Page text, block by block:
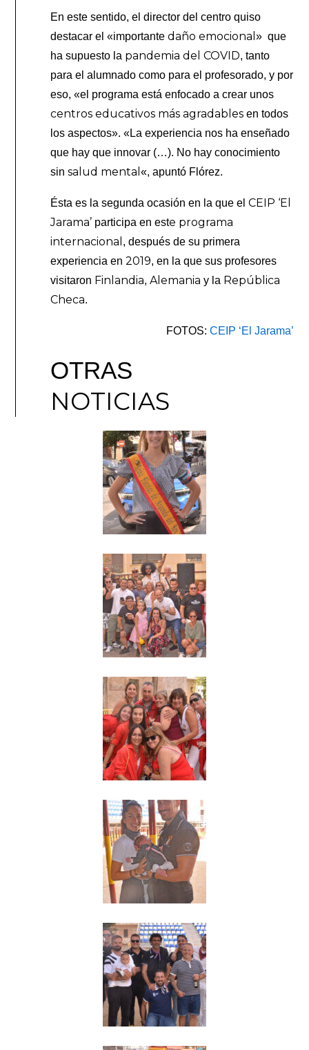
En este sentido, el director del centro quiso
destacar el «importantedaño emocional» que
ha supuesto la pandemia del COVID, tanto
para el alumnado como para el profesorado, y por
eso, «el programa está enfocado a crear unos
centros educativos más agradables en todos
los aspectos». «La experiencia nos ha enseñado
que hay que innovar (…). No hay conocimiento
sinsalud mental«, apuntó Flórez.
Ésta es la segunda ocasión en la que el CEIP ‘El
Jarama’ participa en este programa
internacional , después de su primera
experiencia en 2019, en la que sus profesores
visitaron Finlandia,Alemania y la República
Checa.
FOTOS: CEIP ‘El Jarama’
OTRAS
NOTICIAS